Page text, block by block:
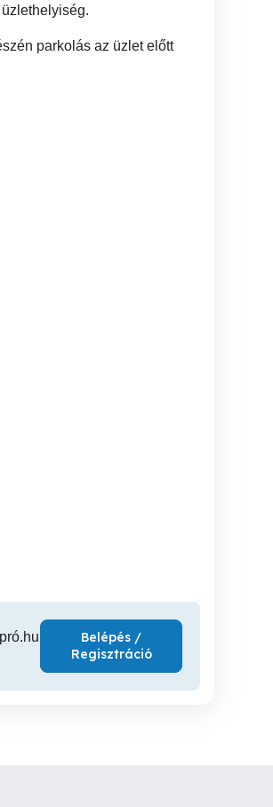
parkolás az üzlet előtt
Belépés /
Regisztráció